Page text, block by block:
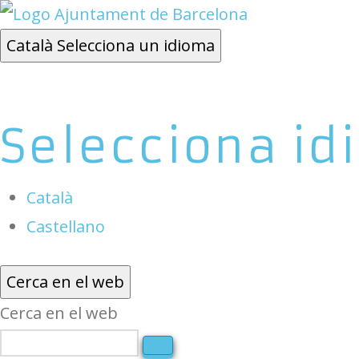
Català Selecciona un idioma
Selecciona
Català
Castellano
Cerca en el web
Cerca en el web